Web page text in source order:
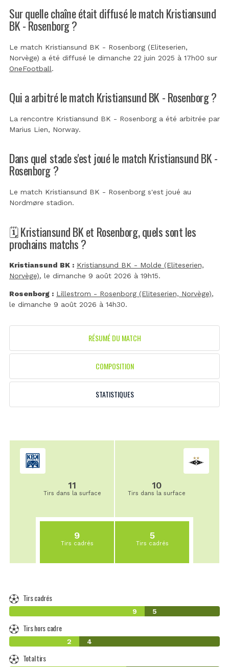
Sur quelle chaîne était diffusé le match Kristiansund
BK - Rosenborg ?
Le match Kristiansund BK - Rosenborg (Eliteserien,
Norvège) a été diffusé le dimanche 22 juin 2025 à 17h00 sur
OneFootball.
Qui a arbitré le match Kristiansund BK - Rosenborg ?
La rencontre Kristiansund BK - Rosenborg a été arbitrée par
Marius Lien, Norway.
Dans quel stade s'est joué le match Kristiansund BK -
Rosenborg ?
Le match Kristiansund BK - Rosenborg s'est joué au
Nordmøre stadion.
🗓️ Kristiansund BK et Rosenborg, quels sont les
prochains matchs ?
Kristiansund BK : Kristiansund BK - Molde (Eliteserien,
Norvège), le dimanche 9 août 2026 à 19h15.
Rosenborg : Lillestrom - Rosenborg (Eliteserien, Norvège),
le dimanche 9 août 2026 à 14h30.
RÉSUMÉ DU MATCH
COMPOSITION
STATISTIQUES
11
Tirs dans la surface
9
Tirs cadrés
10
Tirs dans la surface
5
Tirs cadrés
Tirs cadrés
9 5
Tirs hors cadre
2 4
Total tirs